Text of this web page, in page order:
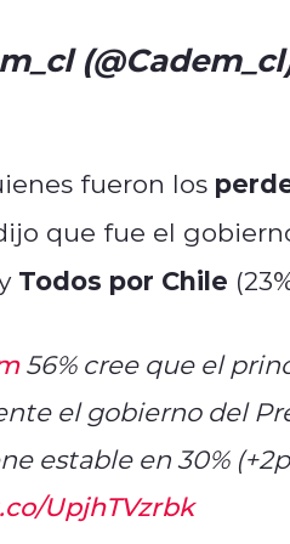
fueron los
que fue el
Todos por Chile
56% cree que el
el gobierno del
estable en 30%
UpjhTVzrbk